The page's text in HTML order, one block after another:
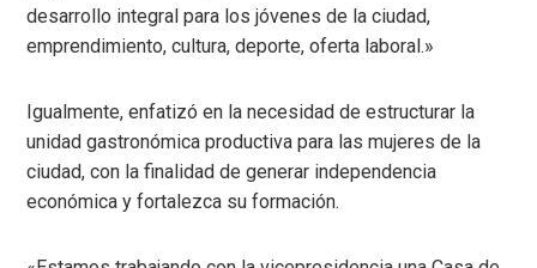
desarrollo integral para los jóvenes de la ciudad,
emprendimiento, cultura, deporte, oferta laboral.»
Igualmente, enfatizó en la necesidad de estructurar la
unidad gastronómica productiva para las mujeres de la
ciudad, con la finalidad de generar independencia
económica y fortalezca su formación.